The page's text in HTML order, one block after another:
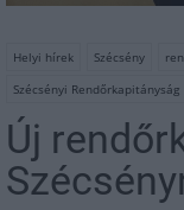
Helyi hírek Szécsény
Szécsényi Rendőrkapitányság
Új